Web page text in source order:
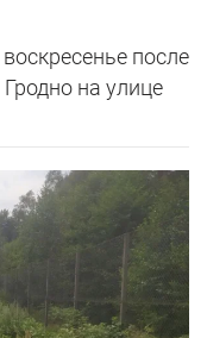
после
на улице